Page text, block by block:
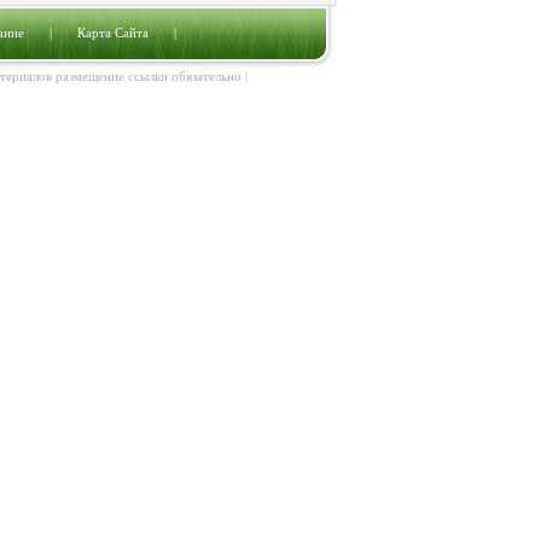
|Карта Сайта|
размещение ссылки обязательно |